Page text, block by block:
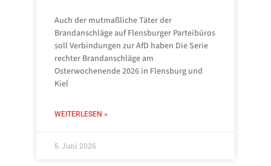
Auch der mutmaßliche Täter der
Brandanschläge auf Flensburger Parteibüros
soll Verbindungen zur AfD haben Die Serie
rechter Brandanschläge am
Osterwochenende 2026 in Flensburg und
Kiel
WEITERLESEN »
5. Juni 2026